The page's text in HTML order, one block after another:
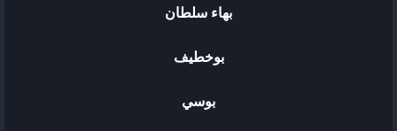
بهاء سلطان
بوخطيف
بوسي